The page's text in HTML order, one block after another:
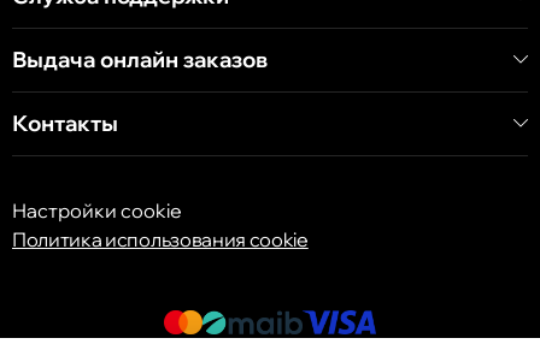
Кишинёв
ул. Арборилор 21, CC «Shopping MallDova»
Выдача онлайн заказов
Контакты
Настройки cookie
Политика использования cookie